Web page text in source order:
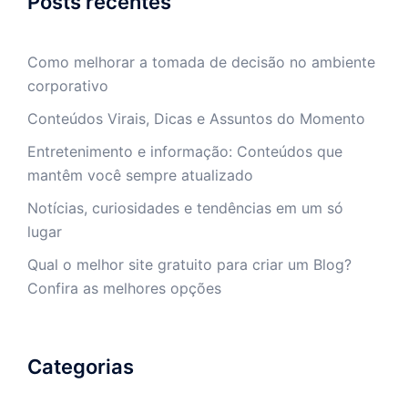
Como melhorar a tomada de decisão no ambiente
corporativo
Conteúdos Virais, Dicas e Assuntos do Momento
Entretenimento e informação: Conteúdos que
mantêm você sempre atualizado
Notícias, curiosidades e tendências em um só
lugar
Qual o melhor site gratuito para criar um Blog?
Confira as melhores opções
Categorias